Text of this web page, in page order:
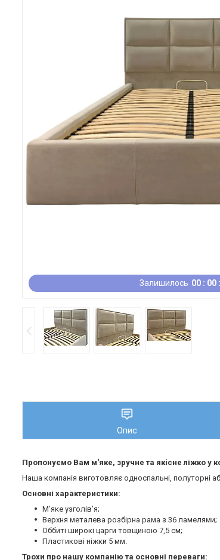
Залишилось 00 00
Опис
Пропонуємо Вам м'яке, зручне та якiсне ліжко у
Наша компанія виготовляє односпальні, полуторні
Основні характеристики:
М’яке узголів’я;
Верхня металева розбірна рама з 36 ламелями;
Оббиті широкі царги товщиною 7,5 см;
Пластикові ніжки 5 мм.
Трохи про нашу компанію та основні переваги: